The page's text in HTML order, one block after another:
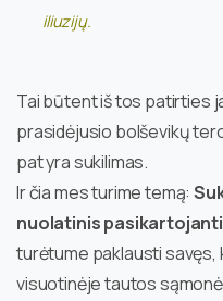
iliuzijų.
Tai būtent iš tos patirties
prasidėjusio bolševikų
pat yra sukilimas.
Ir čia mes turime temą:
nuolatinis
turėtume paklausti savęs,
visuotinėje tautos